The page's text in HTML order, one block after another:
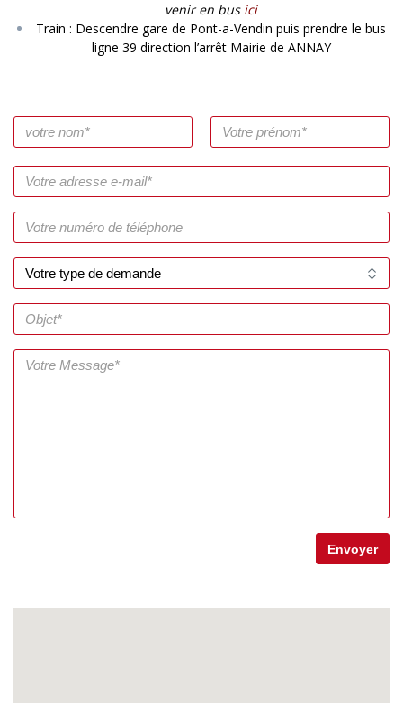
venir en bus ici
Train : Descendre gare de Pont-a-Vendin puis prendre le bus
ligne 39 direction l’arrêt Mairie de ANNAY